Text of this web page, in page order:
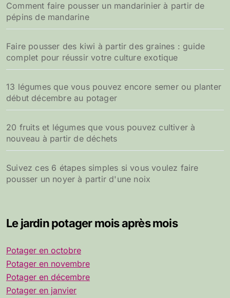
Comment faire pousser un mandarinier à partir de
pépins de mandarine
Faire pousser des kiwi à partir des graines : guide
complet pour réussir votre culture exotique
13 légumes que vous pouvez encore semer ou planter
début décembre au potager
20 fruits et légumes que vous pouvez cultiver à
nouveau à partir de déchets
Suivez ces 6 étapes simples si vous voulez faire
pousser un noyer à partir d'une noix
Le jardin potager mois après mois
Potager en octobre
Potager en novembre
Potager en décembre
Potager en janvier